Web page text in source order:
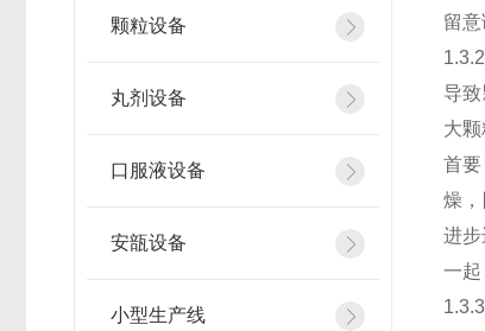
颗粒设备
丸剂设备
口服液设备
安瓿设备
小型生产线
留意
导
大
首
燥
进步
一起